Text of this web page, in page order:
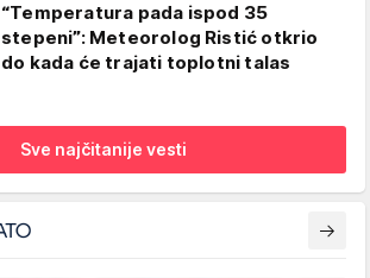
“Temperatura pada ispod 35
stepeni”: Meteorolog Ristić otkrio
do kada će trajati toplotni talas
Sve najčitanije vesti